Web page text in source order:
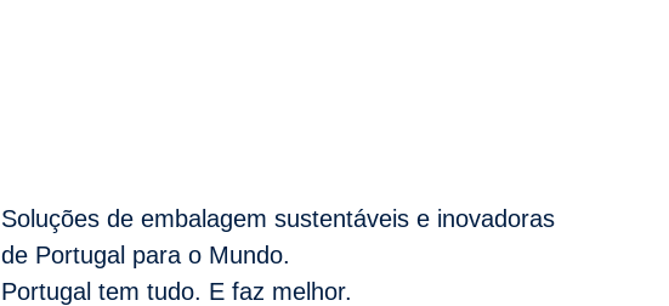
Soluções de embalagem sustentáveis e inovadoras
de Portugal para o Mundo.
Portugal tem tudo. E faz melhor.